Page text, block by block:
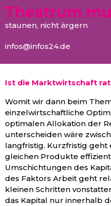
Theatrum
staunen, nicht ärgern
infos@infos24.de
Ist die Marktwirtschaft
Womit wir dann beim
einzelwirtschaftliche
optimalen Allokation der
unterscheiden wäre
langfristig. Kurzfristig
gleichen Produkte
Umschichtungen des
des Faktors Arbeit geht
kleinen Schritten
das Kapital nur innerhalb